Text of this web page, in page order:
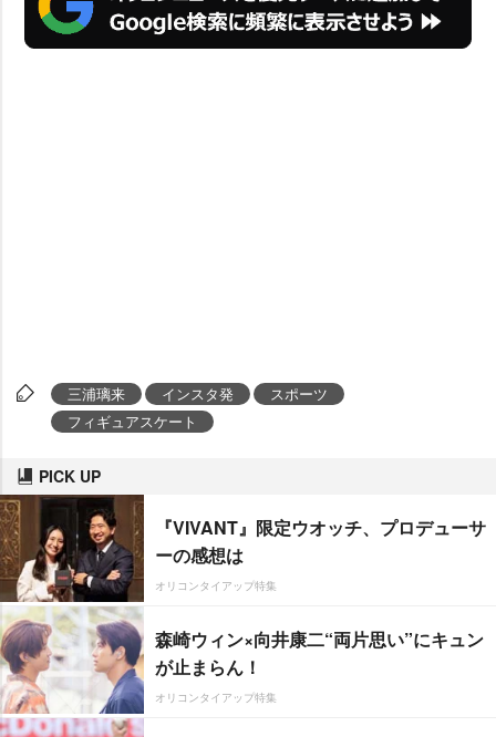
三浦璃来 インスタ発
スポーツ
フィギュアスケート
PICK UP
『VIVANT』限定ウオッチ、プロデューサ
ーの感想は
オリコンタイアップ特集
森崎ウィン×向井康二“両片思い”にキュン
が止まらん！
オリコンタイアップ特集